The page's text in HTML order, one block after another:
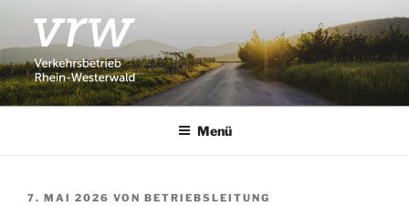
springen
VERKEHRSBETRIEB RHEIN-
WESTERWALD VRW
Busverkehr in Stadt und Kreis Neuwied
Menü
VERÖFFENTLICHT
7. MAI 2026 VON BETRIEBSLEITUNG